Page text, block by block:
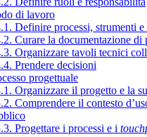
di lavoro
Definire processi, strumenti
Curare la documentazione di
Organizzare tavoli tecnici
Prendere decisioni
progettuale
Organizzare il progetto e la
Comprendere il contesto
Progettare i processi e i